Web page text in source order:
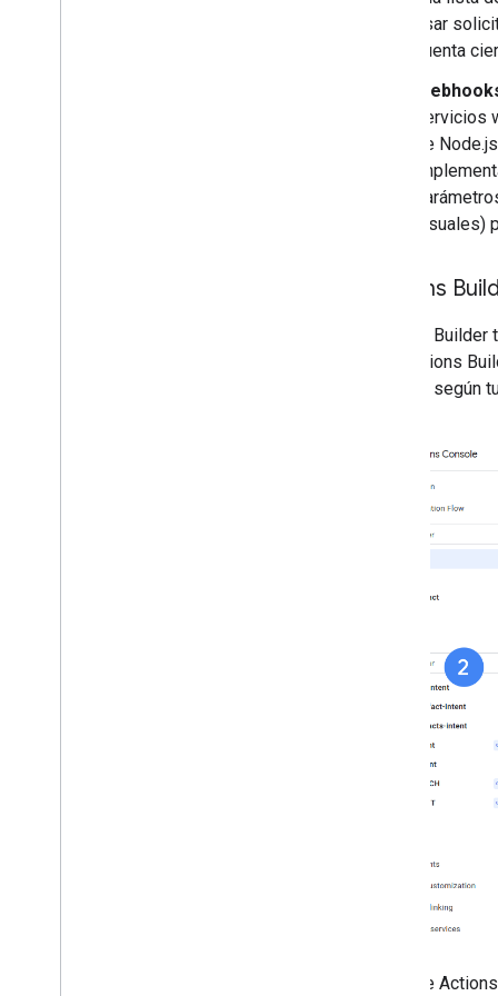
usar
cuenta
servicios
de
visuales)
Actions
Actions
que Actions
Actions según
La IU de